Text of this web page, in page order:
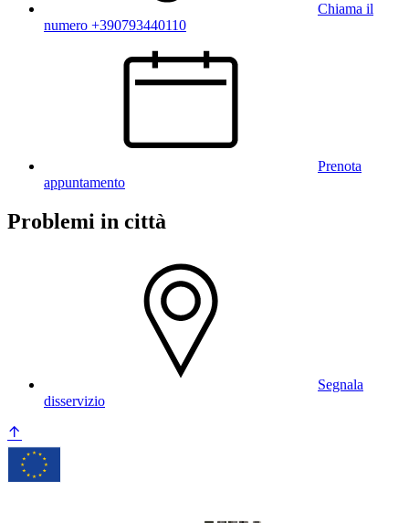
Chiama il
numero +390793440110
Prenota
appuntamento
Problemi in città
Segnala
disservizio